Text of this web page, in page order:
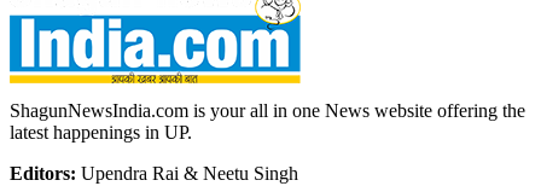
ShagunNewsIndia.com is your all in one News website offering the
latest happenings in UP.
Editors: Upendra Rai & Neetu Singh